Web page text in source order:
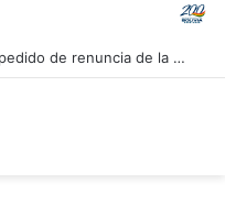
Venezuela y la firma global Miyamoto International evalúan proyectos para reforzar la resiliencia sísmica nacional